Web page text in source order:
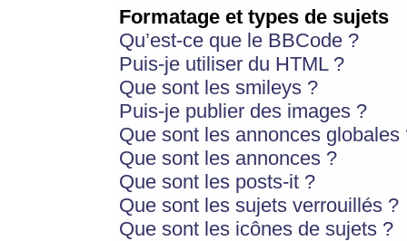
Formatage et types de sujets
Qu’est-ce que le BBCode ?
Puis-je utiliser du HTML ?
Que sont les smileys ?
Puis-je publier des images ?
Que sont les annonces globales
Que sont les annonces ?
Que sont les posts-it ?
Que sont les sujets verrouillés ?
Que sont les icônes de sujets ?